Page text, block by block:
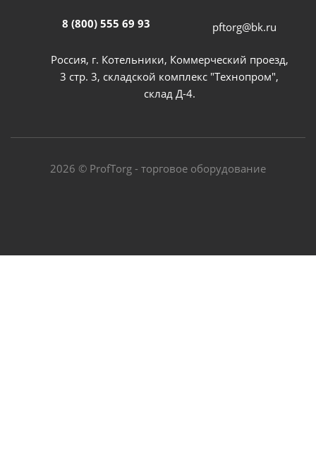
8 (800) 555 69 93 pftorg@bk.ru
Россия, г. Котельники, Коммерческий проезд,
3 стр. 3, складской комплекс "Технопром",
склад Д-4.
2026 © ProfTorg - торговое оборудование